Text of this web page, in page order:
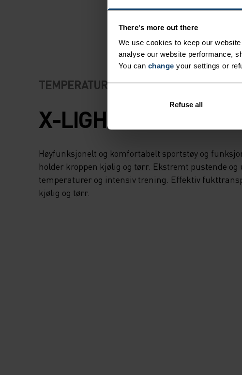
There's more out there
We use cookies to keep our
analyse our website performance,
You can change your settings or
Refuse all
TEMPERATURKONTROLLSYSTEM
X-LIGHT
Høyfunksjonelt og komfortabelt sportstøy og
holder kroppen kjølig og tørr. Ekstremt pustende
temperaturer og intensiv trening. Effektiv
kjølig og tørr.